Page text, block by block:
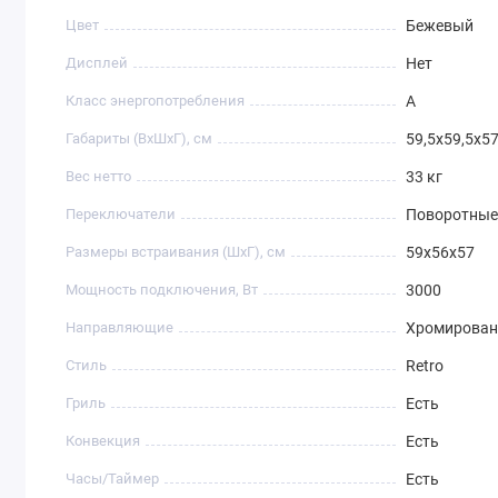
Цвет Бежевый
Дисплей Нет
Класс энергопотребления A
Габариты (ВхШхГ), см
Вес нетто 33 кг
Переключатели Поворотные
Размеры встраивания (ШхГ), см 59х56х57
Мощность подключения, Вт 3000
Направляющие
Стиль Retro
Гриль Есть
Конвекция Есть
Часы/Таймер Есть